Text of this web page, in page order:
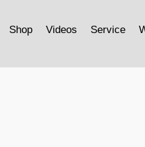
Shop Videos Service